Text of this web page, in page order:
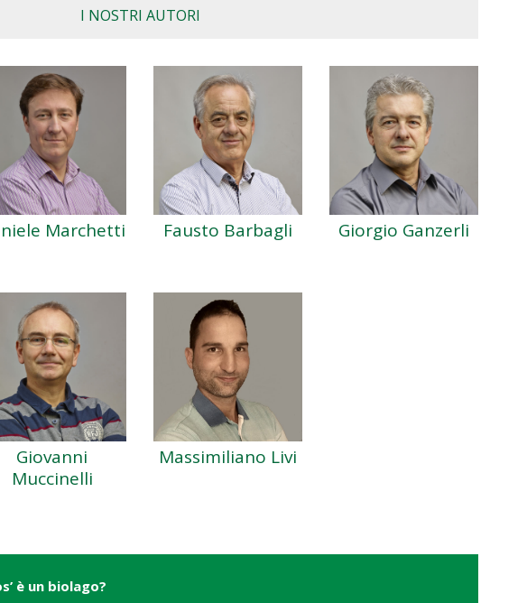
I NOSTRI AUTORI
Marchetti Fausto Barbagli Giorgio Ganzerli
Giovanni
Muccinelli
Massimiliano Livi
è un biolago?